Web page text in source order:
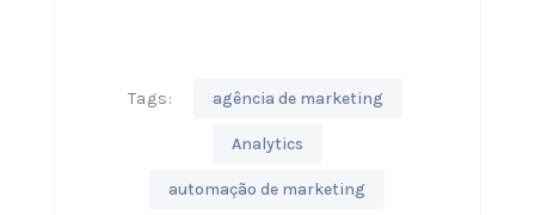
Tags: agência de marketing
Analytics
automação de marketing